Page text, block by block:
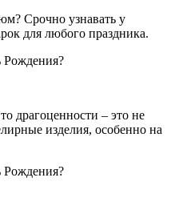
Срочно узнавать у
для любого праздника.
драгоценности – это не
изделия, особенно на